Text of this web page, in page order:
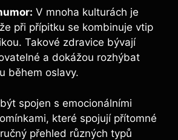
V‌ mnoha kulturách ‍je
při přípitku se kombinuje vtip
Takové zdravice bývají
a dokážou rozhýbat
během oslavy.
spojen s emocionálními
které spojují přítomné
přehled různých typů